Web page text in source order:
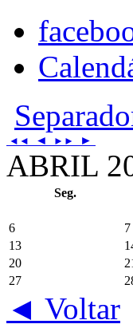
◄◄ ◄ ►► ►
ABRIL
Seg.
6
7
13
20
27
◄ Voltar